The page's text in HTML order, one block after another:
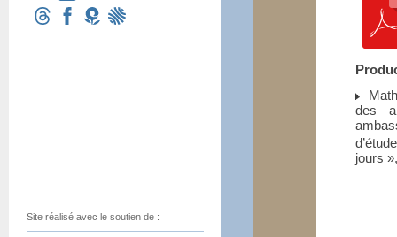
des
jours
Site réalisé avec le soutien de :